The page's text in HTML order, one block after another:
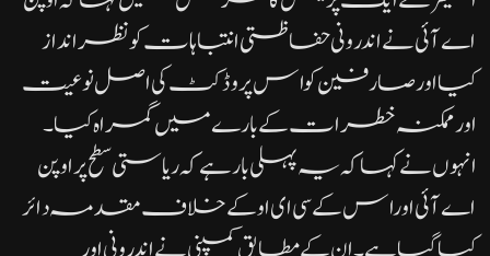
اے آئی نے اندرونی حفاظتی انتباہات کو نظر انداز
کیا اور صارفین کو اس پروڈکٹ کی اصل نوعیت
اور ممکنہ خطرات کے بارے میں گمراہ کیا۔
انہوں نے کہا کہ یہ پہلی بار ہے کہ ریاستی سطح پر اوپن
اے آئی اور اس کے سی ای او کے خلاف مقدمہ دائر